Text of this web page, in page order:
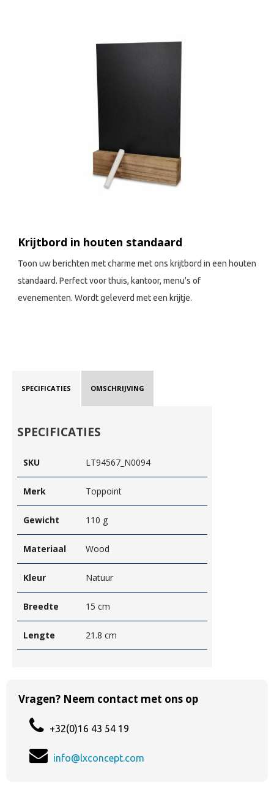
Krijtbord in houten standaard
Toon uw berichten met charme met ons krijtbord in een houten
standaard. Perfect voor thuis, kantoor, menu's of
evenementen. Wordt geleverd met een krijtje.
SPECIFICATIES OMSCHRIJVING
SPECIFICATIES
SKU LT94567_N0094
Merk Toppoint
Gewicht 110 g
Materiaal Wood
Kleur Natuur
Breedte 15 cm
Lengte 21.8 cm
Vragen? Neem contact met ons op
+32(0)16 43 54 19
info@lxconcept.com